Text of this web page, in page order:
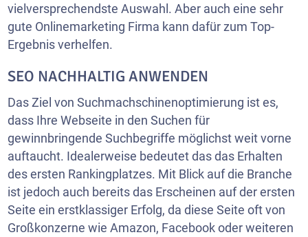
vielversprechendste Auswahl. Aber auch eine sehr
gute Onlinemarketing Firma kann dafür zum Top-
Ergebnis verhelfen.
SEO NACHHALTIG ANWENDEN
Das Ziel von Suchmachschinenoptimierung ist es,
dass Ihre Webseite in den Suchen für
gewinnbringende Suchbegriffe möglichst weit vorne
auftaucht. Idealerweise bedeutet das das Erhalten
des ersten Rankingplatzes. Mit Blick auf die Branche
ist jedoch auch bereits das Erscheinen auf der ersten
Seite ein erstklassiger Erfolg, da diese Seite oft von
Großkonzerne wie Amazon, Facebook oder weiteren